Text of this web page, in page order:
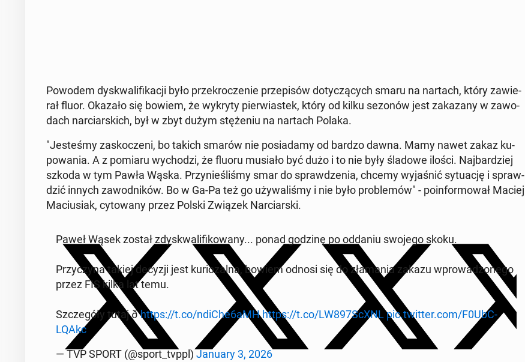
Powodem dys­kwa­li­fi­ka­cji było prze­kro­cze­nie prze­pi­sów do­ty­czą­cych smaru na nartach, który za­wie­
rał fluor. Okazało się bowiem, że wykryty pier­wia­stek, który od kilku sezonów jest za­ka­za­ny w za­wo­
dach nar­ciar­skich, był w zbyt dużym stę­że­niu na nartach Polaka.
"Je­ste­śmy za­sko­cze­ni, bo takich smarów nie po­sia­da­my od bardzo dawna. Mamy nawet zakaz ku­
po­wa­nia. A z pomiaru wy­cho­dzi, że fluoru musiało być dużo i to nie były śladowe ilości. Naj­bar­dziej
szkoda w tym Pawła Wąska. Przy­nie­śli­śmy smar do spraw­dze­nia, chcemy wy­ja­śnić sy­tu­ację i spraw­
dzić innych za­wod­ni­ków. Bo w Ga-Pa też go uży­wa­li­śmy i nie było pro­ble­mów" - po­in­for­mo­wał Maciej
Ma­ciu­siak, cy­to­wa­ny przez Polski Związek Nar­ciar­ski.
Paweł Wąsek został zdys­kwa­li­fi­ko­wa­ny... ponad godzinę po oddaniu swojego skoku.
Przy­czy­na takiej decyzji jest ku­rio­zal­na, bowiem odnosi się do zła­ma­nia zakazu wpro­wa­dzo­ne­go
przez FIS kilka lat temu.
Szcze­gó­ły tutaj ðhttps://t.co/ndiChe6aMH https://t.co/LW897ScXNL pic.twitter.com/F0UbC­
LQAkc
— TVP SPORT (@sport_tvppl) January 3, 2026